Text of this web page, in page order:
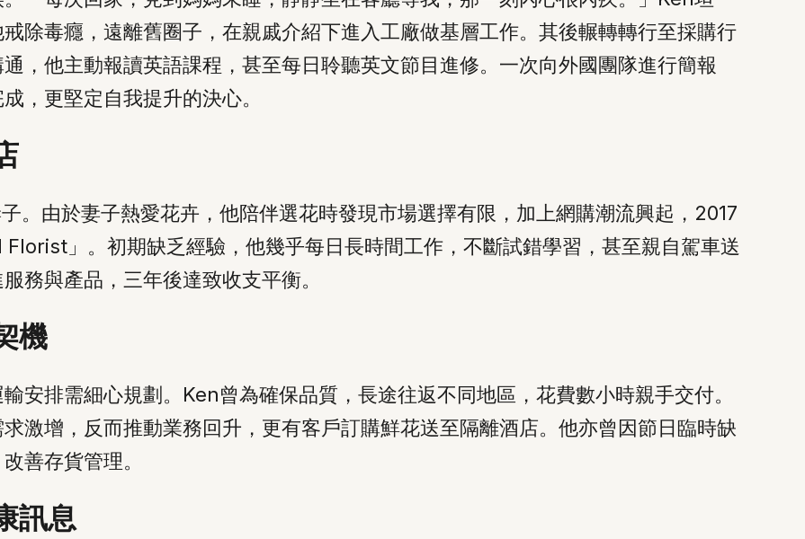
除毒癮，遠離舊圈子，在親戚介紹下進入工廠做基層工作。其後輾轉轉行至採購行
，他主動報讀英語課程，甚至每日聆聽英文節目進修。一次向外國團隊進行簡報
，更堅定自我提升的決心。
。由於妻子熱愛花卉，他陪伴選花時發現市場選擇有限，加上網購潮流興起，2017
」。初期缺乏經驗，他幾乎每日長時間工作，不斷試錯學習，甚至親自駕車送
務與產品，三年後達致收支平衡。
機
排需細心規劃。Ken曾為確保品質，長途往返不同地區，花費數小時親手交付。
激增，反而推動業務回升，更有客戶訂購鮮花送至隔離酒店。他亦曾因節日臨時缺
善存貨管理。
訊息